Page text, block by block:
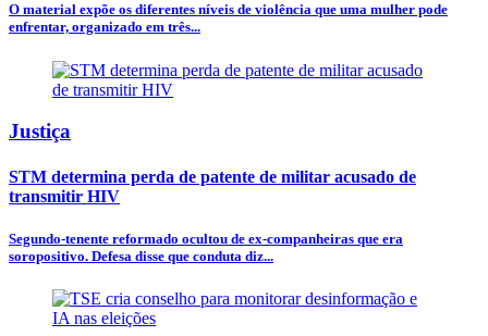
O material expõe os diferentes níveis de violência que uma mulher pode
enfrentar, organizado em três...
Justiça
STM determina perda de patente de militar acusado de
transmitir HIV
Segundo-tenente reformado ocultou de ex-companheiras que era
soropositivo. Defesa disse que conduta diz...